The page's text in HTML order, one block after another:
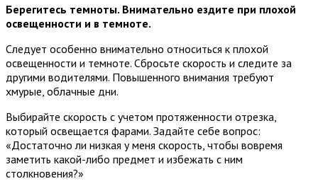
Берегитесь темноты. Внимательно ездите при плохой
освещенности и в темноте.
Следует особенно внимательно относиться к плохой
освещенности и темноте. Сбросьте скорость и следите за
другими водителями. Повышенного внимания требуют
хмурые, облачные дни.
Выбирайте скорость с учетом протяженности отрезка,
который освещается фарами. Задайте себе вопрос:
«Достаточно ли низкая у меня скорость, чтобы вовремя
заметить какой-либо предмет и избежать с ним
столкновения?»